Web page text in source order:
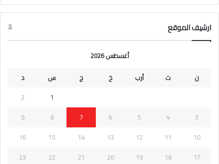
ارشيف الموقع
أغسطس 2026
ن
ث أرب خ ج س
د
1
2
3
4
5
6
7
8
9
10
11
12
13
14
15
16
17
18
19
20
21
22
23